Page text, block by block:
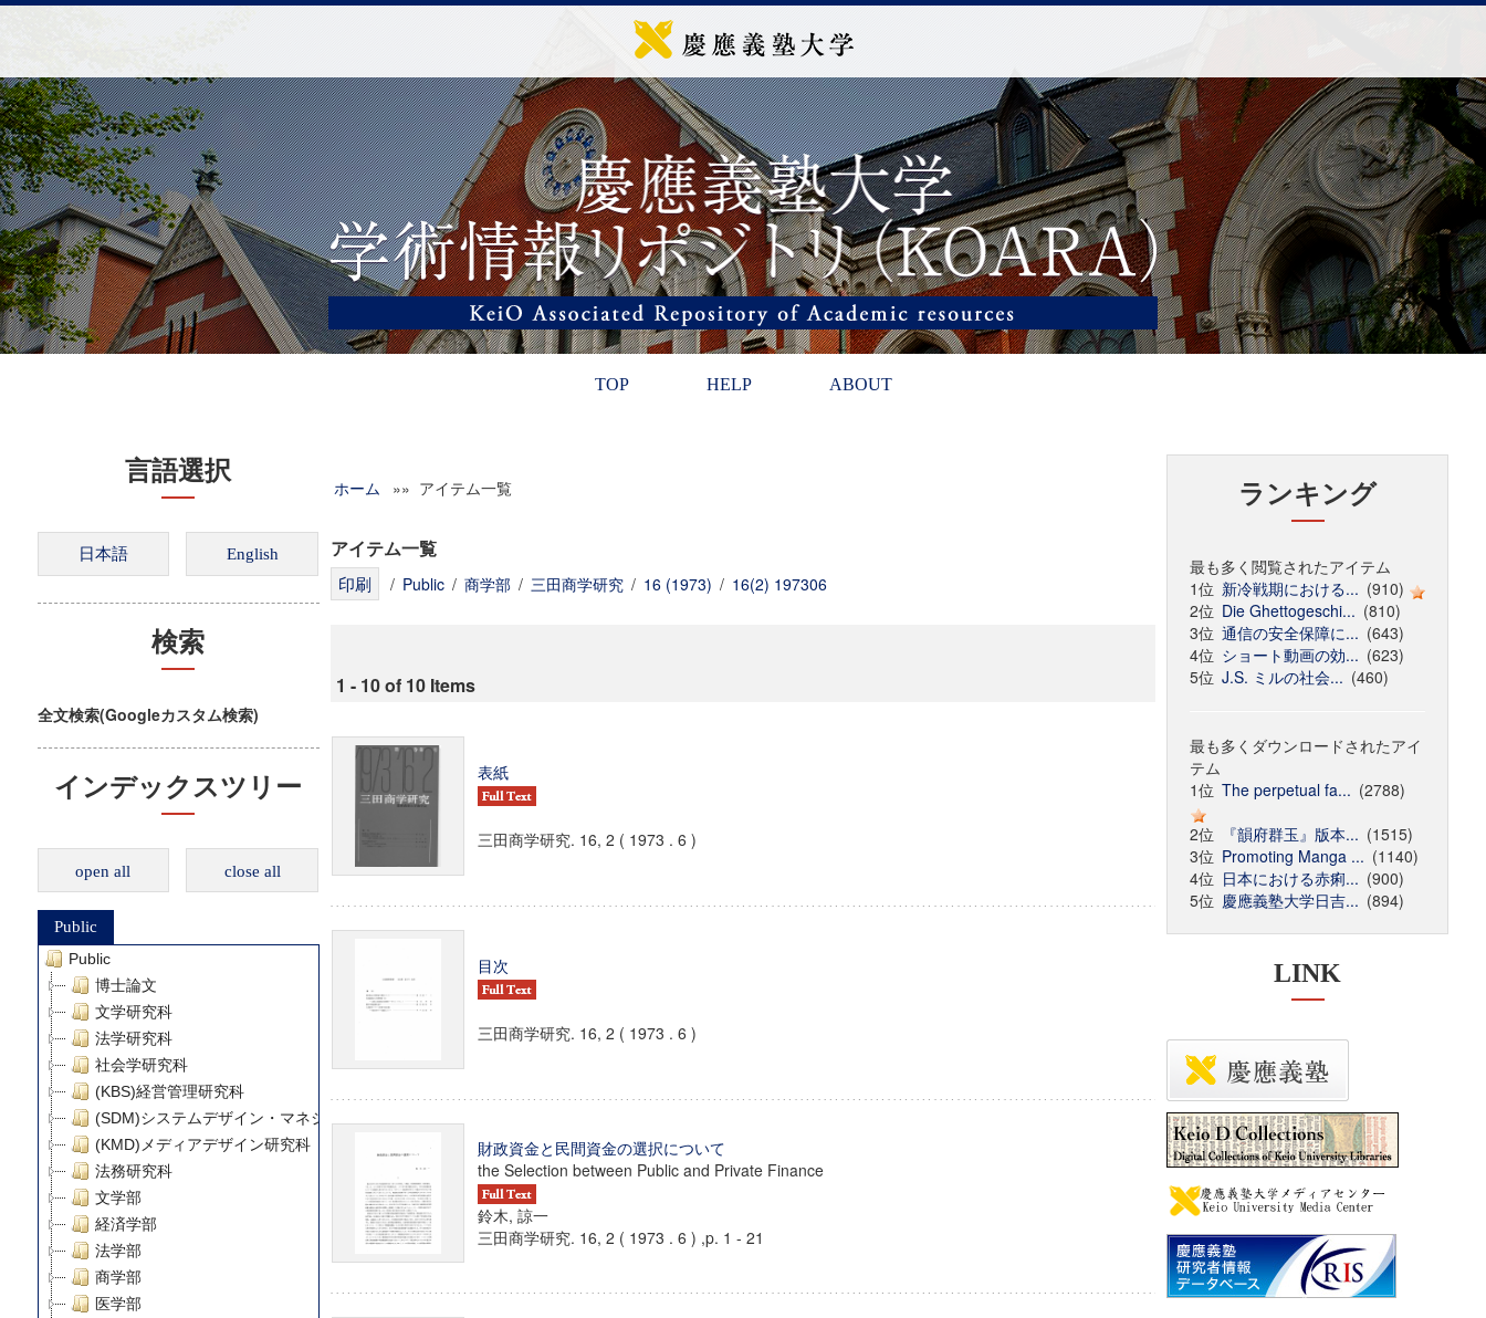
TOP HELP ABOUT
言語選択
検索
全文検索(Googleカスタム検索)
インデックスツリー
open all close all
Public
Public
博士論文
文学研究科
法学研究科
社会学研究科
(KBS)経営管理研究科
(SDM)システムデザイン・マネジメント研究科
(KMD)メディアデザイン研究科
法務研究科
文学部
経済学部
法学部
商学部
医学部
ホーム »» アイテム一覧
アイテム一覧
/ Public / 商学部 / 三田商学研究 / 16 (1973) / 16(2) 197306
1 - 10 of 10 Items
表紙
三田商学研究. 16, 2 ( 1973 . 6 )
目次
三田商学研究. 16, 2 ( 1973 . 6 )
財政資金と民間資金の選択について
the Selection between Public and Private Finance
鈴木, 諒一
三田商学研究. 16, 2 ( 1973 . 6 ) ,p. 1 - 21
ランキング
最も多く閲覧されたアイテム
1位 新冷戦期における... (910)
2位 Die Ghettogeschi... (810)
3位 通信の安全保障に... (643)
4位 ショート動画の効... (623)
5位 J.S. ミルの社会... (460)
最も多くダウンロードされたアイ
テム
1位 The perpetual fa... (2788)
2位
『韻府群玉』版本... (1515)
3位 Promoting Manga ... (1140)
4位 日本における赤痢... (900)
5位 慶應義塾大学日吉... (894)
LINK